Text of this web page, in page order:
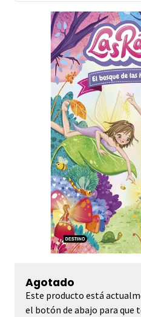
Agotado
Este producto está
el botón de abajo para que